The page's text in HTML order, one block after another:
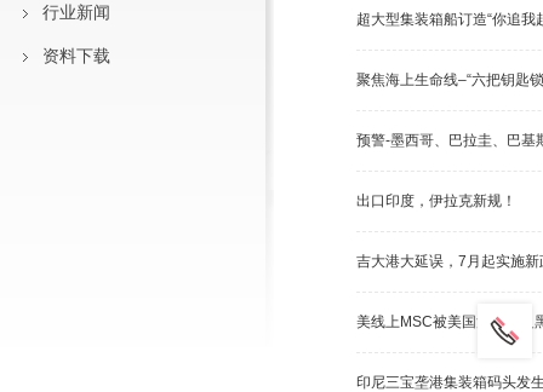
行业新闻
资料下载
超大型集装箱船订造“你追我
聚焦海上生命线–“六把钥匙
预警-墨西哥、巴拉圭、巴基
出口印度，伊拉克新规！
吉大港大延误，7月起实施
美线上MSC被美国海关拉入
印尼三宝垄港集装箱码头发